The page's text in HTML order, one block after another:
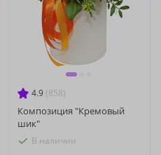
4.9 (858)
Композиция "Кремовый
шик"
В наличии